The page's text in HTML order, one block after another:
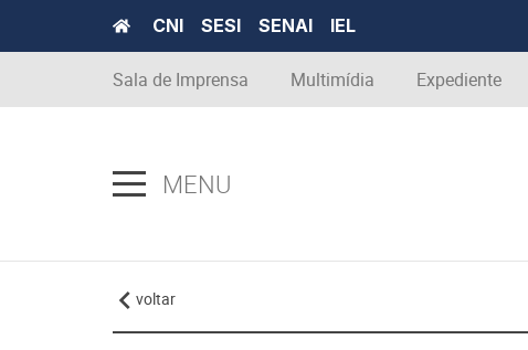
CNI SESI SENAI IEL
Sala de Imprensa Multimídia Expediente
MENU
voltar